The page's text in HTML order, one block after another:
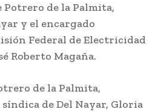
Potrero de la Palmita,
y el encargado
Federal de Electricidad
Roberto Magaña.
de la Palmita,
de Del Nayar, Gloria